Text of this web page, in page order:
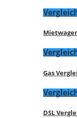
Gas
DSL